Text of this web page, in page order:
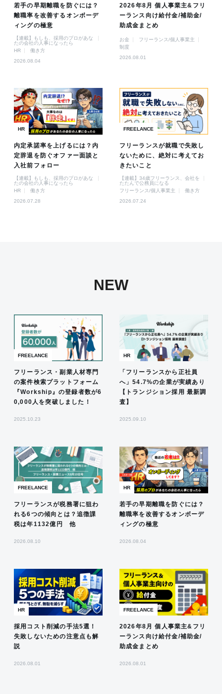
若手の早期離職を防ぐには？
離職率を改善するオンボーデ
ィングの極意
【連載】もしも、採用のプロがあな
たの会社の人事になったら
HR
働き方
2026.08.04
2026年8月 個人事業主&フリ
ーランス向け給付金/補助金/
助成金まとめ
お金
フリーランス/個人事業主
制度
2026.08.01
HR
内定承諾率を上げるには？内
定辞退を防ぐオファー面談と
入社前フォロー
【連載】もしも、採用のプロがあな
たの会社の人事になったら
HR
働き方
2026.07.28
FREELANCE
フリーランスが就職で失敗し
ないために、絶対に考えてお
きたいこと
【連載】34歳フリーランス、会社を
たたんで公務員になる
フリーランス/個人事業主
働き方
2026.07.24
NEW
FREELANCE
フリーランス・副業人材専門
の案件検索プラットフォーム
『Workship』の登録者数が6
0,000人を突破しました！
2025.10.23
HR
「フリーランスから正社員
へ」54.7%の企業が実績あり
【トランジション採用 最新調
査】
2025.09.10
FREELANCE
フリーランスが税務署に狙わ
れる6つの傾向とは？追徴課
税は年1132億円 他
2026.08.10
HR
若手の早期離職を防ぐには？
離職率を改善するオンボーデ
ィングの極意
2026.08.04
HR
採用コスト削減の手法5選！
失敗しないための注意点も解
説
2026.08.01
FREELANCE
2026年8月 個人事業主&フリ
ーランス向け給付金/補助金/
助成金まとめ
2026.08.01